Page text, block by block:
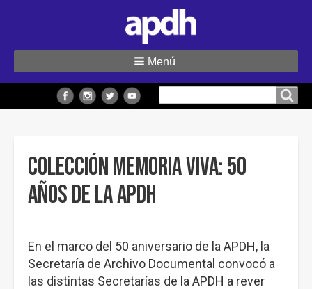
sitio
Menú
Colección Memoria Viva: 50
años de la APDH
En el marco del 50 aniversario de la APDH, la
Secretaría de Archivo Documental convocó a
las distintas Secretarías de la APDH a rever